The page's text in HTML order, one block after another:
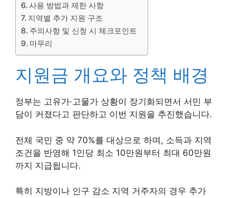
사용 방법과 제한 사항
지역별 추가 지원 구조
주의사항 및 신청 시 체크포인트
마무리
지원금 개요와 정책 배경
정부는 고유가·고물가 상황이 장기화되면서 서민 부
담이 커졌다고 판단하고 이번 지원을 추진했습니다.
전체 국민 중 약 70%를 대상으로 하며, 소득과 지역
조건을 반영해 1인당 최소 10만원부터 최대 60만원
까지 지급됩니다.
특히 지방이나 인구 감소 지역 거주자의 경우 추가